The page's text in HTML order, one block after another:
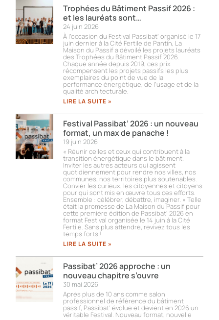
Trophées du Bâtiment Passif 2026 :
et les lauréats sont…
24 juin 2026
À l’occasion du Festival Passibat’ organisé le 17
juin dernier à la Cité Fertile de Pantin, La
Maison du Passif a dévoilé les projets lauréats
des Trophées du Bâtiment Passif 2026.
Chaque année depuis 2019, ces prix
récompensent les projets passifs les plus
exemplaires du point de vue de la
performance énergétique, de l’usage et de la
qualité architecturale.
LIRE LA SUITE »
Festival Passibat’ 2026 : un nouveau
format, un max de panache !
19 juin 2026
« Réunir celles et ceux qui contribuent à la
transition énergétique dans le bâtiment.
Inviter les autres acteurs qui agissent
quotidiennement pour rendre nos villes, nos
communes, nos territoires plus soutenables.
Convier les curieux, les citoyennes et citoyens
pour qui sont mis en œuvre tous ces efforts.
Ensemble : célébrer, débattre, imaginer. » Telle
était la promesse de La Maison du Passif pour
cette première édition de Passibat’ 2026 en
format Festival organisée le 14 juin à la Cité
Fertile. Sans plus attendre, revivez tous les
temps forts !​
LIRE LA SUITE »
Passibat’ 2026 approche : un
nouveau chapitre s’ouvre
30 mai 2026
Après plus de 10 ans comme salon
professionnel de référence du bâtiment
passif, Passibat’ évolue et devient en 2026 un
véritable Festival. Nouveau format, nouvelle